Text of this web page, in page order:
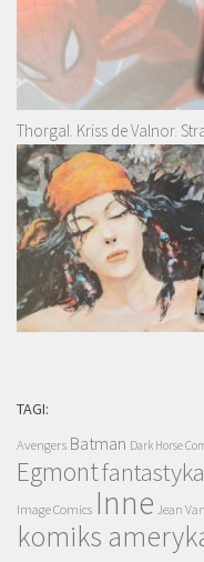
Thorgal. Kriss de Valnor.
TAGI:
Avengers Batman Dark Horse
Egmontfantastyka
Image Comics Inne Jean
komiks